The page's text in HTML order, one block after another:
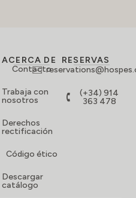
ACERCA DE
Contacto
Trabaja con
nosotros
Derechos
rectificación
Código ético
Descargar
catálogo
RESERVAS
(+34) 914
363 478